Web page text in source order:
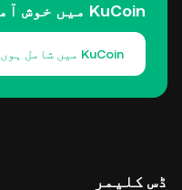
KuCoin میں خوش آمدید
KuCoin میں شامل ہوں
ڈس کلیمر